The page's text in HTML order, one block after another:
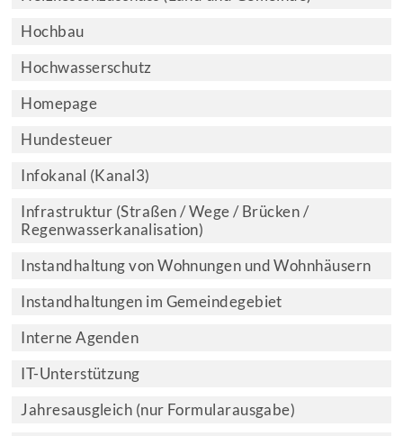
Hochbau
Hochwasserschutz
Homepage
Hundesteuer
Infokanal (Kanal3)
Infrastruktur (Straßen / Wege / Brücken /
Regenwasserkanalisation)
Instandhaltung von Wohnungen und Wohnhäusern
Instandhaltungen im Gemeindegebiet
Interne Agenden
IT-Unterstützung
Jahresausgleich (nur Formularausgabe)